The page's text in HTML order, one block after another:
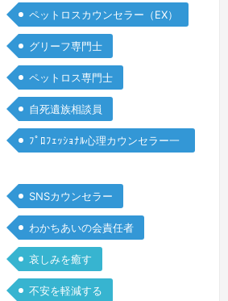
さまざまな喪失による苦しみを和らげる
サポートをいたします。このような思い
を抱えていませんか?・ただ話を聞いて
共感してほしい・大きな後悔や罪悪感・
不安、恐怖、怒り・長引く複雑なグリー
フ・だれにも話せない孤独感・消えてし
ま…
続きを見る »
ペットロスカウンセラー（EX）
グリーフ専門士
ペットロス専門士
自死遺族相談員
ﾌﾟﾛﾌｪｯｼｮﾅﾙ心理カウンセラー一
SNSカウンセラー
わかちあいの会責任者
哀しみを癒す
不安を軽減する